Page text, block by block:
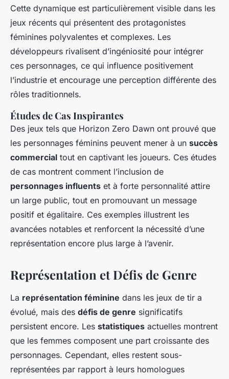
Cette dynamique est particulièrement visible dans les
jeux récents qui présentent des protagonistes
féminines polyvalentes et complexes. Les
développeurs rivalisent d’ingéniosité pour intégrer
ces personnages, ce qui influence positivement
l’industrie et encourage une perception différente des
rôles traditionnels.
Études de Cas Inspirantes
Des jeux tels que Horizon Zero Dawn ont prouvé que
les personnages féminins peuvent mener à un succès
commercial tout en captivant les joueurs. Ces études
de cas montrent comment l’inclusion de
personnages influents et à forte personnalité attire
un large public, tout en promouvant un message
positif et égalitaire. Ces exemples illustrent les
avancées notables et renforcent la nécessité d’une
représentation encore plus large à l’avenir.
Représentation et Défis de Genre
La représentation féminine dans les jeux de tir a
évolué, mais des défis de genre significatifs
persistent encore. Les statistiques actuelles montrent
que les femmes composent une part croissante des
personnages. Cependant, elles restent sous-
représentées par rapport à leurs homologues